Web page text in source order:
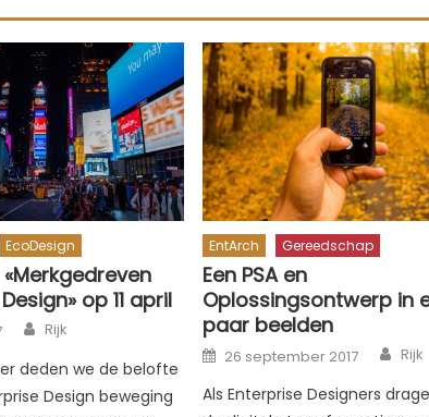
EcoDesign
op 11 april
Author
Rijk
deden we de belofte
Design beweging
EntArch Gereedschap
Een PSA en
Oplossingsontwerp in
paar beelden
Posted
on
26 september 2017 Rijk
Als Enterprise Designers